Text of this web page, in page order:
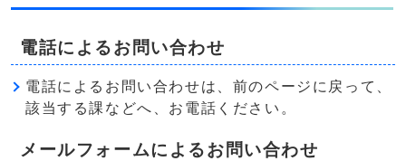
電話によるお問い合わせ
電話によるお問い合わせは、前のページに戻って、
該当する課などへ、お電話ください。
メールフォームによるお問い合わせ